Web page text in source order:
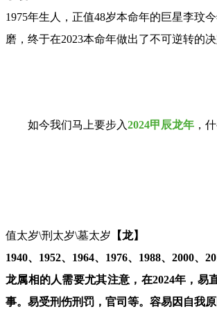
1975年生人，正值48岁本命年的巨星李玟
磨，终于在2023本命年做出了不可逆转的决
如今我们马上要步入2024甲辰龙年 ，
值太岁\刑太岁\墓太岁 【龙】
1940、1952、1964、1976、1988、2000、
龙属相的人需要尤其注意，在2024年，易
事。易受刑伤刑罚，官司等。容易因自我